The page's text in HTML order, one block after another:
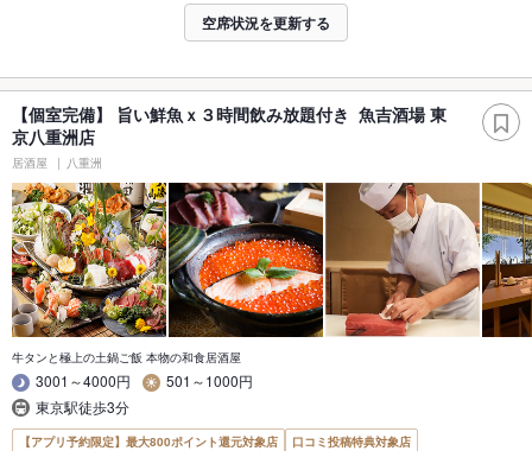
空席状況を更新する
【個室完備】 旨い鮮魚ｘ３時間飲み放題付き 魚吉酒場 東
京八重洲店
居酒屋 八重洲
牛タンと極上の土鍋ご飯 本物の和食居酒屋
3001～4000円
501～1000円
東京駅徒歩3分
【アプリ予約限定】最大800ポイント還元対象店
口コミ投稿特典対象店